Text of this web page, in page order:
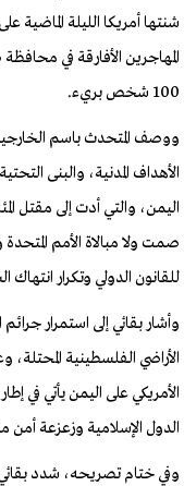
شنتها أمريكا الليلة الماضية
المهاجرين الأفارقة في
100 شخص بريء.
ووصف المتحدث باسم
الأهداف المدنية، والبنى
اليمن، والتي أدت إلى مقتل
صمت ولا مبالاة الأمم
للقانون الدولي وتكرار
وأشار بقائي إلى استمرار جرائم
الأراضي الفلسطينية
الأمريكي على اليمن يأتي في
الدول الإسلامية وزعزعة
وفي ختام تصريحه، شدد بقائي